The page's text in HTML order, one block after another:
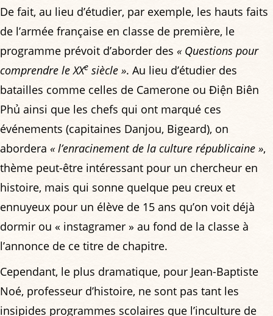
De fait, au lieu d’étudier, par exemple, les hauts faits
de l’armée française en classe de première, le
programme prévoit d’aborder des « Questions pour
comprendre le XXe siècle ». Au lieu d’étudier des
batailles comme celles de Camerone ou Ðiện Biên
Phủ ainsi que les chefs qui ont marqué ces
événements (capitaines Danjou, Bigeard), on
abordera « l’enracinement de la culture républicaine »,
thème peut-être intéressant pour un chercheur en
histoire, mais qui sonne quelque peu creux et
ennuyeux pour un élève de 15 ans qu’on voit déjà
dormir ou « instagramer » au fond de la classe à
l’annonce de ce titre de chapitre.
Cependant, le plus dramatique, pour Jean-Baptiste
Noé, professeur d’histoire, ne sont pas tant les
insipides programmes scolaires que l’inculture de